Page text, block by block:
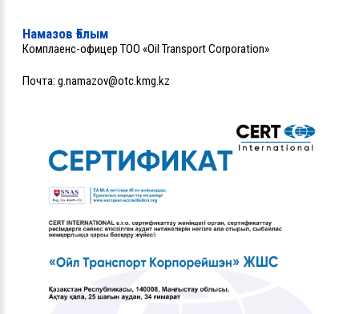
Намазов Ғалым
Комплаенс-офицер ТОО «Oil Transport Corporation»
Почта: g.namazov@otc.kmg.kz